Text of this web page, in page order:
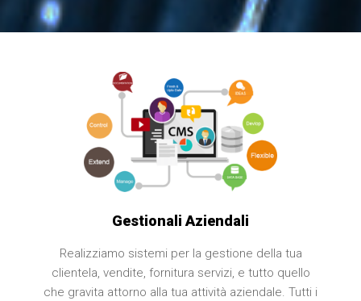
Gestionali Aziendali
Realizziamo sistemi per la gestione della tua
clientela, vendite, fornitura servizi, e tutto quello
che gravita attorno alla tua attività aziendale. Tutti i